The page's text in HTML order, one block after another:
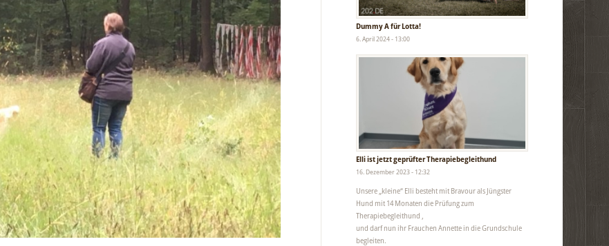
Dummy A für Lotta!
6. April 2024 - 13:00
Elli ist jetzt geprüfter Therapiebegleithund
16. Dezember 2023 - 12:32
Unsere „kleine“ Elli besteht mit Bravour als Jüngster
Hund mit 14 Monaten die Prüfung zum
Therapiebegleithund ,
und darf nun ihr Frauchen Annette in die Grundschule
begleiten.